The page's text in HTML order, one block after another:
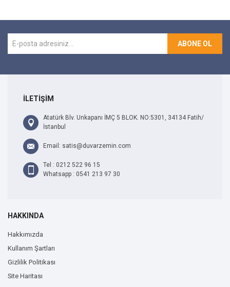
ABONE OL
İLETİŞİM
Atatürk Blv. Unkapanı İMÇ 5 BLOK. NO:5301, 34134 Fatih/
İstanbul
Email: satis@duvarzemin.com
Tel : 0212 522 96 15
Whatsapp : 0541 213 97 30
HAKKINDA
Hakkımızda
Kullanım Şartları
Gizlilik Politikası
Site Haritası